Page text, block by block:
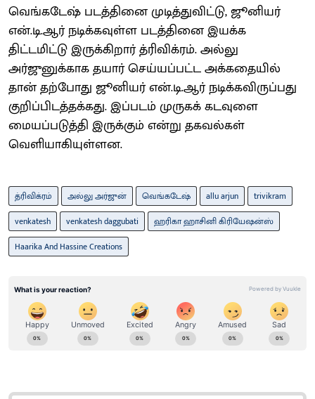
வெங்கடேஷ் படத்தினை முடித்துவிட்டு, ஜூனியர்
என்.டி.ஆர் நடிக்கவுள்ள படத்தினை இயக்க
திட்டமிட்டு இருக்கிறார் த்ரிவிக்ரம். அல்லு
அர்ஜுனுக்காக தயார் செய்யப்பட்ட அக்கதையில்
தான் தற்போது ஜூனியர் என்.டி.ஆர் நடிக்கவிருப்பது
குறிப்பிடத்தக்கது. இப்படம் முருகக் கடவுளை
மையப்படுத்தி இருக்கும் என்று தகவல்கள்
வெளியாகியுள்ளன.
த்ரிவிக்ரம் அல்லு அர்ஜுன் வெங்கடேஷ் allu arjun
trivikram
venkatesh
venkatesh daggubati
ஹரிகா ஹாசினி கிரியேஷன்ஸ்
Haarika And Hassine Creations